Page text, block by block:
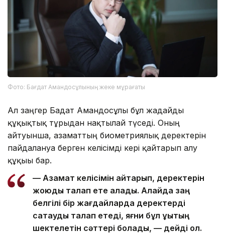
Фото: Бағдат Амандосұлының жеке мұрағаты
Ал заңгер Бағдат Амандосұлы бұл жағдайды
құқықтық тұрғыдан нақтылай түседі. Оның
айтуынша, азаматтың биометриялық деректерін
пайдалануға берген келісімді кері қайтарып алу
құқығы бар.
— Азамат келісімін қайтарып, деректерін
жоюды талап ете алады. Алайда заң
белгілі бір жағдайларда деректерді
сақтауды талап етеді, яғни бұл құқықтың
шектелетін сәттері болады, — дейді ол.